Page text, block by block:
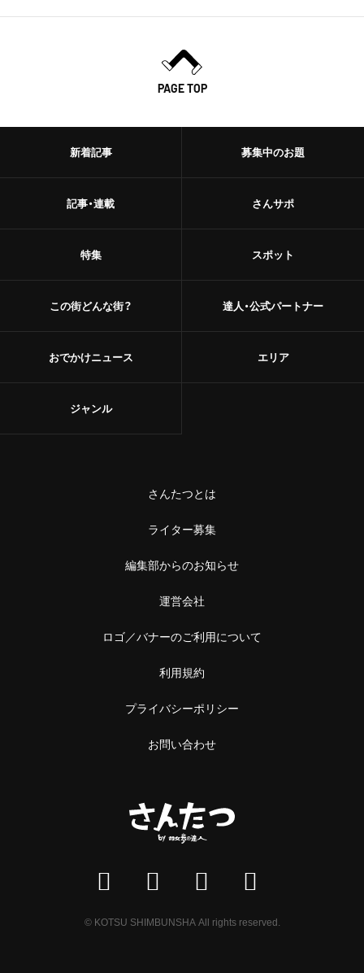
PAGE TOP
新着記事
記事・連載
特集
この街どんな街？
おでかけニュース
募集中のお題
さんサポ
スポット
達人・公式パートナー
エリア
ジャンル
さんたつとは
ライター募集
編集部からのお知らせ
運営会社
ロゴ／バナーのご利用について
利用規約
プライバシーポリシー
お問い合わせ
© KOTSU SHIMBUNSHA All rights reserved.